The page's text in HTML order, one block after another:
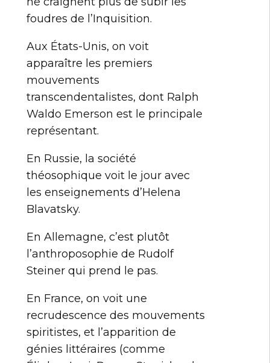
foudres de l’Inquisition.
Aux États-Unis, on voit
apparaître les premiers
mouvements
transcendentalistes, dont Ralph
Waldo Emerson est le principale
représentant.
En Russie, la société
théosophique voit le jour avec
les enseignements d’Helena
Blavatsky.
En Allemagne, c’est plutôt
l’anthroposophie de Rudolf
Steiner qui prend le pas.
En France, on voit une
recrudescence des mouvements
spiritistes, et l’apparition de
génies littéraires (comme